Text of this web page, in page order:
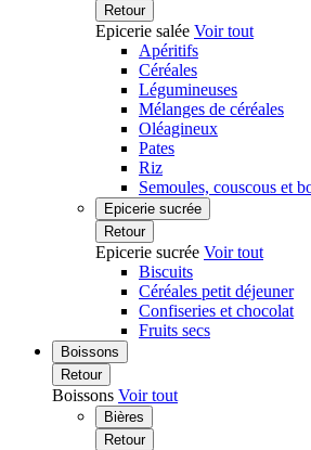
Retour
Epicerie salée Voir tout
Apéritifs
Céréales
Légumineuses
Mélanges de céréales
Oléagineux
Pates
Riz
Semoules, couscous et
Epicerie sucrée
Retour
Epicerie sucrée Voir tout
Biscuits
Céréales petit déjeuner
Confiseries et chocolat
Fruits secs
Boissons
Retour
Boissons Voir tout
Bières
Retour